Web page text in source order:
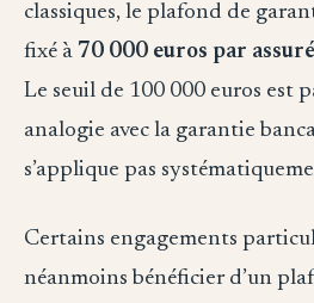
classiques, le plafond de
fixé à 70 000 euros par
Le seuil de 100 000 euros est
analogie avec la garantie
s’applique pas
Certains engagements
néanmoins bénéficier d’un